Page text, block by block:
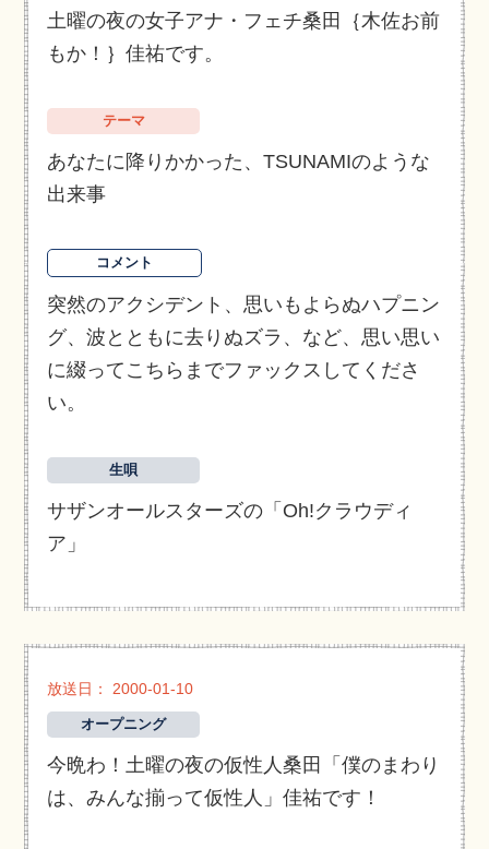
土曜の夜の女子アナ・フェチ桑田｛木佐お前
もか！｝佳祐です。
テーマ
あなたに降りかかった、TSUNAMIのような
出来事
コメント
突然のアクシデント、思いもよらぬハプニン
グ、波とともに去りぬズラ、など、思い思い
に綴ってこちらまでファックスしてくださ
い。
生唄
サザンオールスターズの「Oh!クラウディ
ア」
放送日： 2000-01-10
オープニング
今晩わ！土曜の夜の仮性人桑田「僕のまわり
は、みんな揃って仮性人」佳祐です！